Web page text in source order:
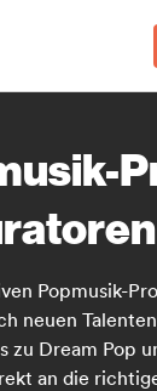
Popmusik-
neuen
zu Dream Pop
an die